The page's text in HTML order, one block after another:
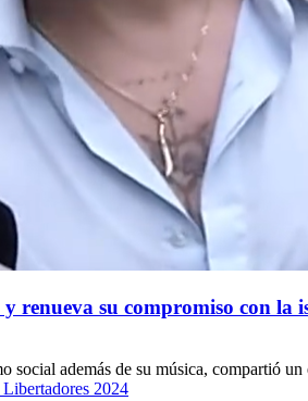
renueva su compromiso con la
además de su música, compartió